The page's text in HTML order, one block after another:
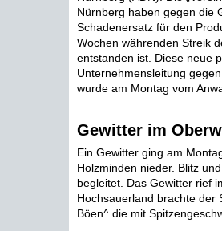
Nürnberg haben gegen die
Schadenersatz für den
Wochen währenden Streik
entstanden ist. Diese neue
Unternehmensleitung
wurde am Montag vom
Gewitter im
Ein Gewitter ging am
Holzminden nieder. Blitz
begleitet. Das Gewitter rief
Hochsauerland brachte der
Böen^ die mit